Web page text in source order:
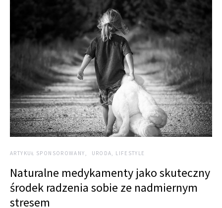
ARTYKUŁ SPONSOROWANY URODA, LIFESTYLE
Naturalne medykamenty jako skuteczny
środek radzenia sobie ze nadmiernym
stresem